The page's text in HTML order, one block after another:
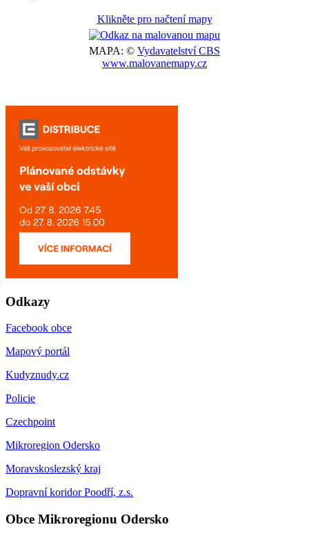
Klikněte pro načtení mapy
MAPA: © Vydavatelství CBS
www.malovanemapy.cz
Odkazy
Facebook obce
Mapový portál
Kudyznudy.cz
Policie
Czechpoint
Mikroregion Odersko
Moravskoslezský kraj
Dopravní koridor Poodří, z.s.
Obce Mikroregionu Odersko